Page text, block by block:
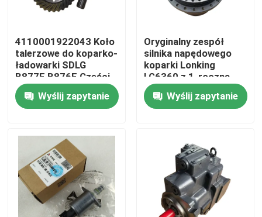
Dom
O nas
Wycieczka po fabryce
4110001922043 Koło
talerzowe do koparko-
ładowarki SDLG
B877F B876F Części
zamienne
Wyślij zapytanie
Oryginalny zespół
silnika napędowego
koparki Lonking
LG6360 z 1-roczną
gwarancją
Wyślij zapytanie